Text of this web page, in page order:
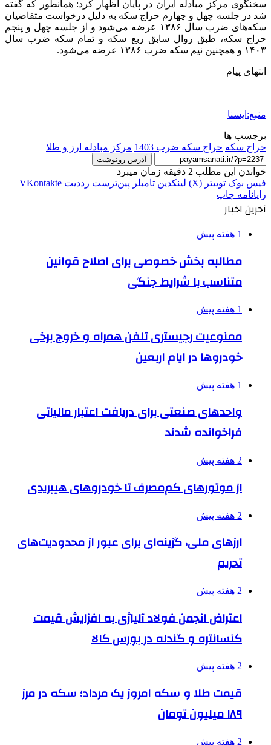
سخنگوی مرکز مبادله ایران در پایان اظهار کرد: همانطور که گفته
شد در جلسه چهل و چهارم حراج سکه به دلیل درخواست متقاضیان
سکه‌های ضرب سال ۱۳۸۶ عرضه می‌شود و از جلسه چهل و پنجم
حراج سکه، طبق روال سابق ربع سکه و تمام سکه ضرب سال
۱۴۰۳ و همچنین نیم سکه ضرب ۱۳۸۶ عرضه می‌شود.
انتهای پیام
منبع:ایسنا
برچسب ها
حراج سکه حراج سکه ضرب 1403 مرکز مبادله ارز و طلا
آدرس رونوشت
خواندن این مطلب 2 دقیقه زمان میبرد
فیس بوک توییتر (X) لینکدین ‫تامبلر ‫پین‌ترست ‫رددیت ‫VKontakte
رایانامه چاپ
آخرین اخبار
1 هفته پیش
مطالبه بخش خصوصی برای اصلاح قوانین
متناسب با شرایط جنگی
1 هفته پیش
ممنوعیت رجیستری تلفن همراه و خروج برخی
خودروها در ایام اربعین
1 هفته پیش
واحدهای صنعتی برای دریافت اعتبار مالیاتی
فراخوانده شدند
2 هفته پیش
از موتورهای کم‌مصرف تا خودروهای هیبریدی
2 هفته پیش
ارزهای ملی، گزینه‌ای برای عبور از محدودیت‌های
تحریم
2 هفته پیش
اعتراض انجمن فولاد آلیاژی به افزایش قیمت
کنسانتره و گندله در بورس کالا
2 هفته پیش
قیمت طلا و سکه امروز یک مرداد؛ سکه در مرز
۱۸۹ میلیون تومان
2 هفته پیش